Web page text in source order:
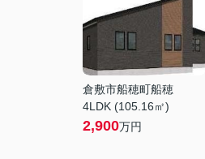
倉敷市船穂町船穂
4LDK (105.16㎡)
2,900万円